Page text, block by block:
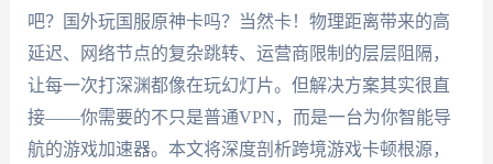
吧？国外玩国服原神卡吗？当然卡！物理距离带来的高
延迟、网络节点的复杂跳转、运营商限制的层层阻隔，
让每一次打深渊都像在玩幻灯片。但解决方案其实很直
接——你需要的不只是普通VPN，而是一台为你智能导
航的游戏加速器。本文将深度剖析跨境游戏卡顿根源，